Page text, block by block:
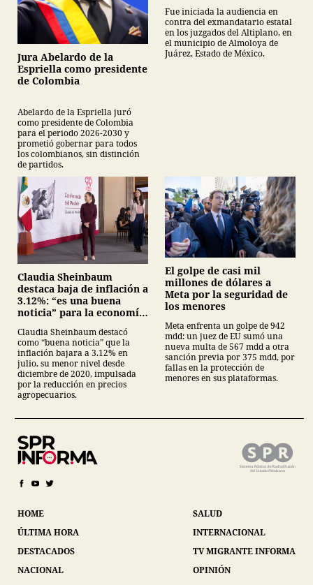
Jura Abelardo de la
Espriella como presidente
de Colombia
Abelardo de la Espriella juró
como presidente de Colombia
para el periodo 2026-2030 y
prometió gobernar para todos
los colombianos, sin distinción
de partidos.
Fue iniciada la audiencia en
contra del exmandatario estatal
en los juzgados del Altiplano, en
el municipio de Almoloya de
Juárez, Estado de México.
Claudia Sheinbaum
destaca baja de inflación a
3.12%: “es una buena
noticia” para la economía
Claudia Sheinbaum destacó
como “buena noticia” que la
inflación bajara a 3.12% en
julio, su menor nivel desde
diciembre de 2020, impulsada
por la reducción en precios
agropecuarios.
El golpe de casi mil
millones de dólares a
Meta por la seguridad de
los menores
Meta enfrenta un golpe de 942
mdd: un juez de EU sumó una
nueva multa de 567 mdd a otra
sanción previa por 375 mdd, por
fallas en la protección de
menores en sus plataformas.
HOME
ÚLTIMA HORA
DESTACADOS
NACIONAL
SALUD
INTERNACIONAL
TV MIGRANTE INFORMA
OPINIÓN